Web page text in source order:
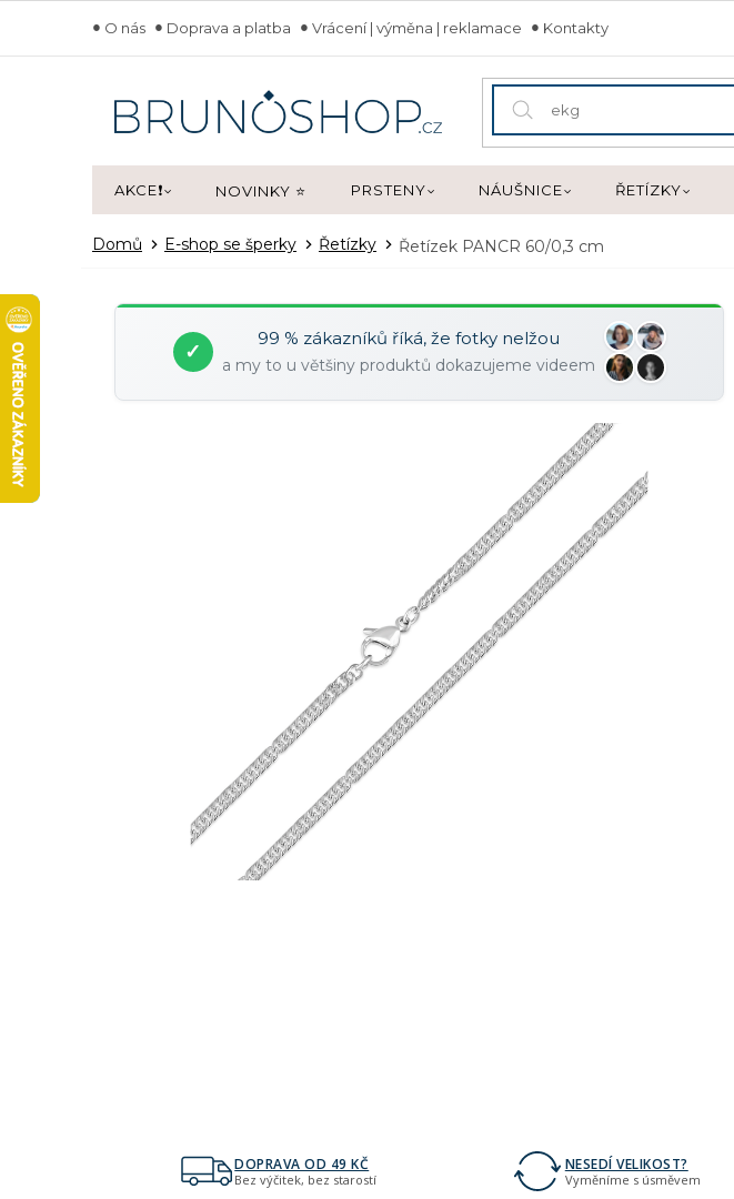
obsah
O nás Doprava a platba Vrácení | výměna | reklamace Kontakty
AKCE❗ NOVINKY ⭐ PRSTENY NÁUŠNICE ŘETÍZKY
Domů E-shop se šperky Řetízky Řetízek PANCR 60/0,3 cm
✓
99 % zákazníků říká, že fotky nelžou
a my to u většiny produktů dokazujeme videem
DOPRAVA OD 49 KČ
Bez výčitek, bez starostí
NESEDÍ VELIKOST?
Vyměníme s úsměvem